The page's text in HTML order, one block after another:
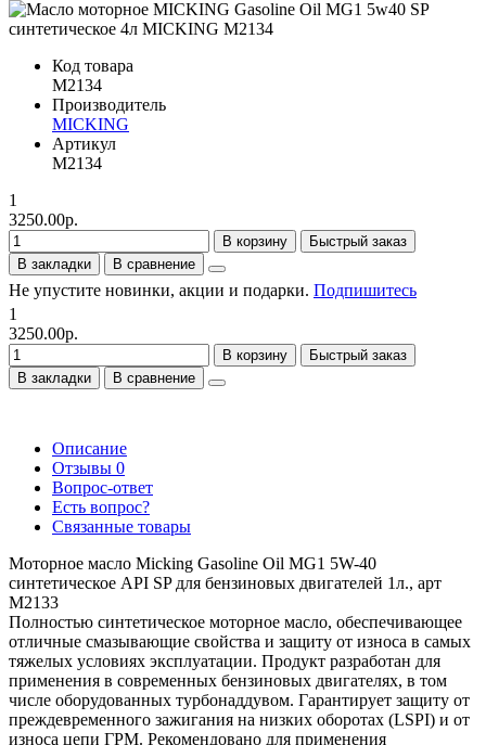
Код товара
M2134
Производитель
MICKING
Артикул
M2134
1
3250.00р.
В корзину
Быстрый заказ
В закладки
В сравнение
Не упустите новинки, акции и подарки. Подпишитесь
1
3250.00р.
В корзину
Быстрый заказ
В закладки
В сравнение
Описание
Отзывы 0
Вопрос-ответ
Есть вопрос?
Связанные товары
Моторное масло Micking Gasoline Oil MG1 5W-40
синтетическое API SP для бензиновых двигателей 1л., арт
M2133
Полностью синтетическое моторное масло, обеспечивающее
отличные смазывающие свойства и защиту от износа в самых
тяжелых условиях эксплуатации. Продукт разработан для
применения в современных бензиновых двигателях, в том
числе оборудованных турбонаддувом. Гарантирует защиту от
преждевременного зажигания на низких оборотах (LSPI) и от
износа цепи ГРМ. Рекомендовано для применения